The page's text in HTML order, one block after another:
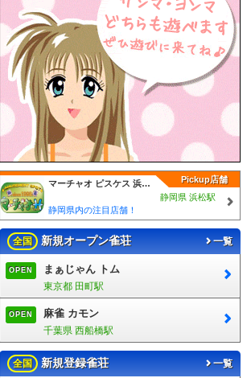
Pickup店舗
マーチャオ ピスケス 浜松店
静岡県 浜松駅
静岡県内の注目店舗！
全国 新規オープン雀荘 一覧
OPEN まぁじゃん トム
東京都 田町駅
OPEN 麻雀 カモン
千葉県 西船橋駅
全国 新規登録雀荘 一覧